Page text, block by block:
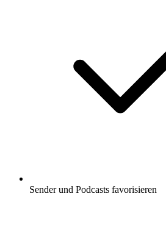
Sender und Podcasts favorisieren